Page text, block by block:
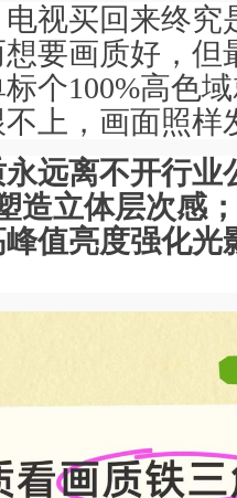
视买回来终究
要画质好，但
个100%高色
上，画面照样
远离不开行业
造立体层次感
值亮度强化光